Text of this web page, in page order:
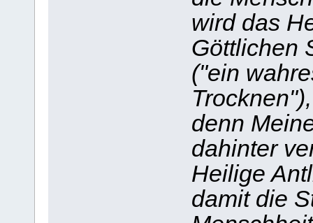
wird das
Göttlichen
("ein
Trocknen"),
denn
dahinter
Heilige
damit die